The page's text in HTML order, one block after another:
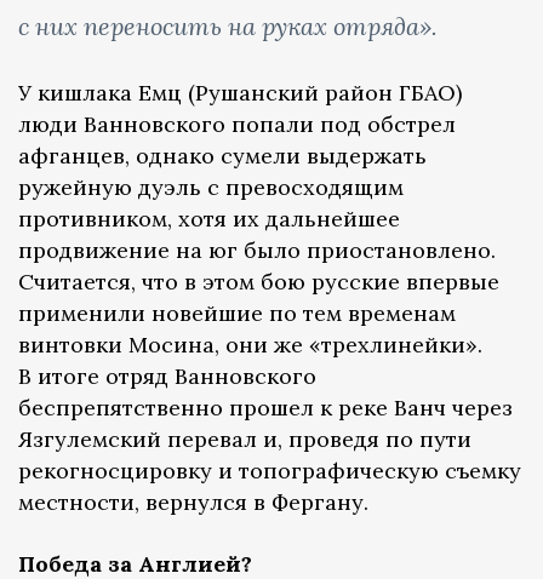
с них переносить на руках отряда».
У кишлака Емц (Рушанский район ГБАО)
люди Ванновского попали под обстрел
афганцев, однако сумели выдержать
ружейную дуэль с превосходящим
противником, хотя их дальнейшее
продвижение на юг было приостановлено.
Считается, что в этом бою русские впервые
применили новейшие по тем временам
винтовки Мосина, они же «трехлинейки».
В итоге отряд Ванновского
беспрепятственно прошел к реке Ванч через
Язгулемский перевал и, проведя по пути
рекогносцировку и топографическую съемку
местности, вернулся в Фергану.
Победа за Англией?